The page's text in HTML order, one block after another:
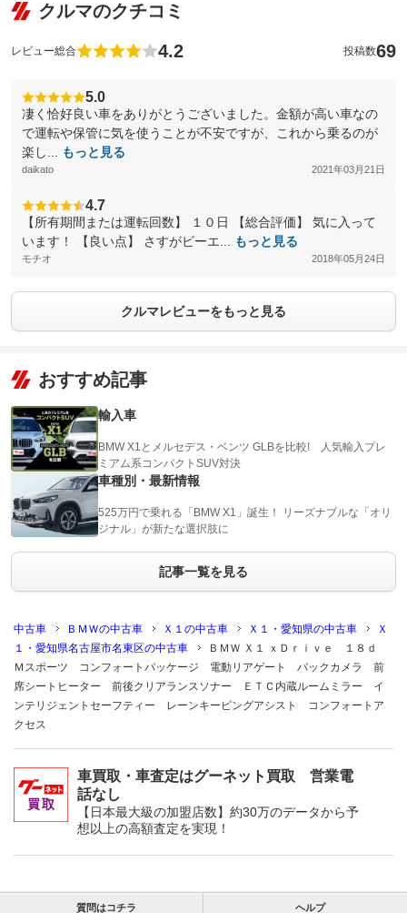
クルマのクチコミ
レビュー総合 4.2 投稿数69
5.0
凄く恰好良い車をありがとうございました。金額が高い車なの
で運転や保管に気を使うことが不安ですが、これから乗るのが
楽し...
もっと見る
daikato 2021年03月21日
4.7
【所有期間または運転回数】 １０日 【総合評価】 気に入って
います！ 【良い点】 さすがビーエ...
もっと見る
モチオ 2018年05月24日
クルマレビューをもっと見る
おすすめ記事
輸入車
BMW X1とメルセデス・ベンツ GLBを比較! 人気輸入プレ
ミアム系コンパクトSUV対決
車種別・最新情報
525万円で乗れる「BMW X1」誕生！ リーズナブルな「オリ
ジナル」が新たな選択肢に
記事一覧を見る
中古車 ＢＭＷの中古車 Ｘ１の中古車 Ｘ１・愛知県の中古車
Ｘ
１・愛知県名古屋市名東区の中古車
ＢＭＷ Ｘ１ ｘＤｒｉｖｅ １８ｄ
Ｍスポーツ コンフォートパッケージ 電動リアゲート バックカメラ 前
席シートヒーター 前後クリアランスソナー ＥＴＣ内蔵ルームミラー イ
ンテリジェントセーフティー レーンキーピングアシスト コンフォートア
クセス
車買取・車査定はグーネット買取 営業電
話なし
【日本最大級の加盟店数】約30万のデータから予
想以上の高額査定を実現！
質問はコチラ ヘルプ